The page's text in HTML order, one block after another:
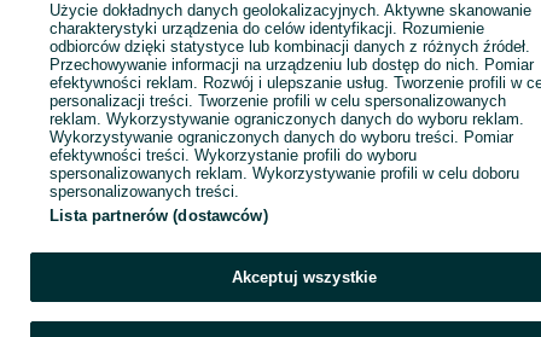
Użycie dokładnych danych geolokalizacyjnych. Aktywne skanowanie
charakterystyki urządzenia do celów identyfikacji. Rozumienie
odbiorców dzięki statystyce lub kombinacji danych z różnych źródeł.
Przechowywanie informacji na urządzeniu lub dostęp do nich. Pomiar
efektywności reklam. Rozwój i ulepszanie usług. Tworzenie profili w
personalizacji treści. Tworzenie profili w celu spersonalizowanych
reklam. Wykorzystywanie ograniczonych danych do wyboru reklam.
Wykorzystywanie ograniczonych danych do wyboru treści. Pomiar
efektywności treści. Wykorzystanie profili do wyboru
spersonalizowanych reklam. Wykorzystywanie profili w celu doboru
spersonalizowanych treści.
Lista partnerów (dostawców)
Akceptuj wszystkie